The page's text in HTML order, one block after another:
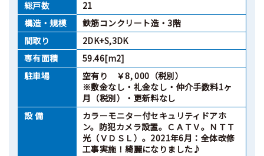
総戸数
21
構造・規模
鉄筋コンクリート造・3階
間取り
2DK+S,3DK
専有面積
59.46[m2]
駐車場
空有り ￥8, 000（税別）
※敷金なし・礼金なし・仲介手数料1ヶ
月（税別）・更新料なし
設 備
カラーモニター付セキュリティドアホ
ン。防犯カメラ設置。ＣＡＴＶ。ＮＴＴ
光（ＶＤＳＬ）。2021年6月：全体改修
工事実施！綺麗になりました♪